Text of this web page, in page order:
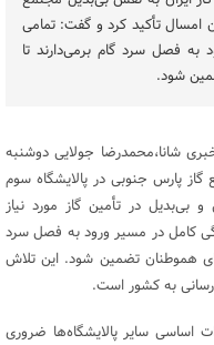
امسال تأکید کرد و گفت: تمامی
فصل سرد گام برمی‌دارند تا
شود.
شانا،محمدرضا جولایی دوشنبه
گاز پارس جنوبی در پالایشگاه سوم
در تأمین گاز مورد نیاز
کامل در مسیر ورود به فصل سرد
هموطنان تضمین شود. این تلاش
به کشور است.
اساسی سایر پالایشگاه‌ها ضروری